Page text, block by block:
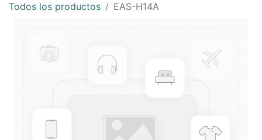
Todos los productos EAS-H14A